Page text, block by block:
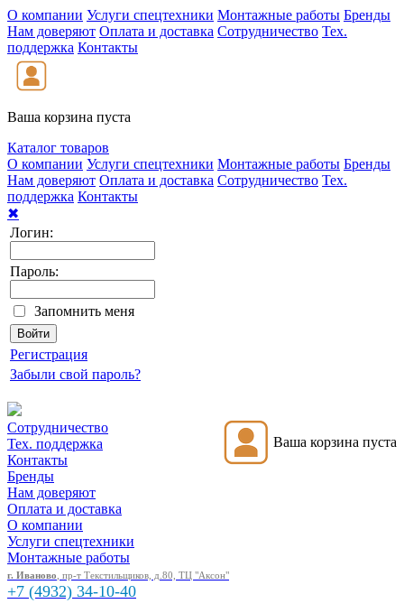
О компании Услуги спецтехники Монтажные работы Бренды
Нам доверяют Оплата и доставка Сотрудничество Тех.
поддержка Контакты
Ваша корзина пуста
Каталог товаров
О компании Услуги спецтехники Монтажные работы Бренды
Нам доверяют Оплата и доставка Сотрудничество Тех.
поддержка Контакты
✖
Логин:
Пароль:
Запомнить меня
Регистрация
Забыли свой пароль?
Ваша корзина пуста
Сотрудничество
Тех. поддержка
Контакты
Бренды
Нам доверяют
Оплата и доставка
О компании
Услуги спецтехники
Монтажные работы
г. Иваново , пр-т Текстильщиков, д.80, ТЦ "Аксон"
+7 (4932) 34-10-40